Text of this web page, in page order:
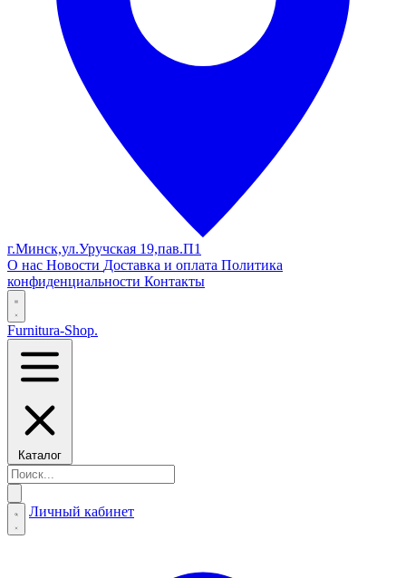
г.Минск,ул.Уручская 19,пав.П1
О нас Новости Доставка и оплата Политика
конфиденциальности Контакты
Furnitura-Shop.
Каталог
Личный кабинет